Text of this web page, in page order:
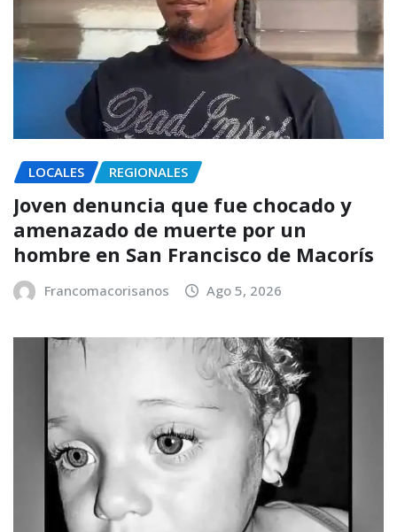
LOCALES REGIONALES
Joven denuncia que fue chocado y
amenazado de muerte por un
hombre en San Francisco de Macorís
Francomacorisanos Ago 5, 2026